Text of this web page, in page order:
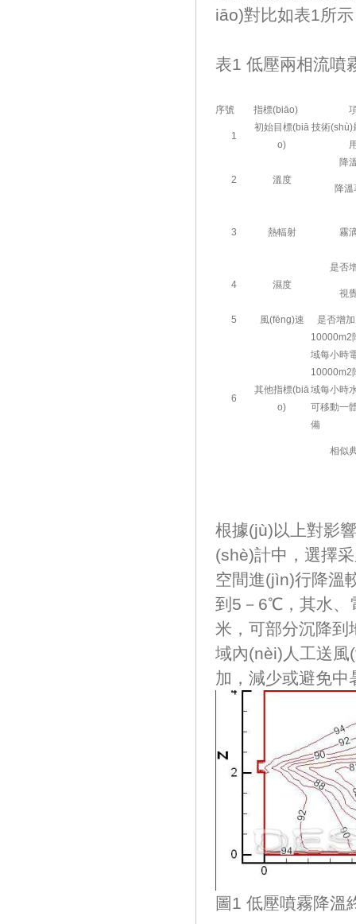
iāo)對比如表1所
表1 低壓兩相流噴
序號 指標(biāo)
1
初始目標(biā
o)
技術(shù)
2 溫度
降
降溫
3 熱輻射 霧
4 濕度
是否
視
5 風(fēng)速 是否增
6
其他指標(biā
o)
10000m2
域每小時
10000m2
域每小時
可移動一
備
相似
根據(jù)以上對影
(shè)計中，選
空間進(jìn)行降溫
到5－6℃，其水
米，可部分沉降到
域內(nèi)人工送風
加，減少或避免
圖1 低壓噴霧降